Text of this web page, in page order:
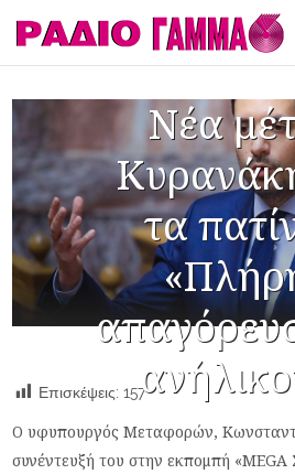
Νέα
τα
Επισκέψεις: 157
Ο υφυπουργός Μεταφορών,
συνέντευξή του στην εκπομπή «MEGA